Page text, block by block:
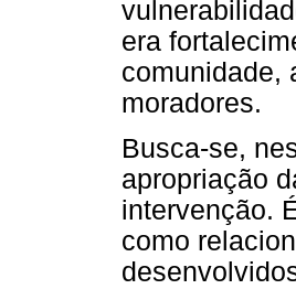
era
comunidade,
moradores.
Busca-se,
apropriação
intervenção.
como